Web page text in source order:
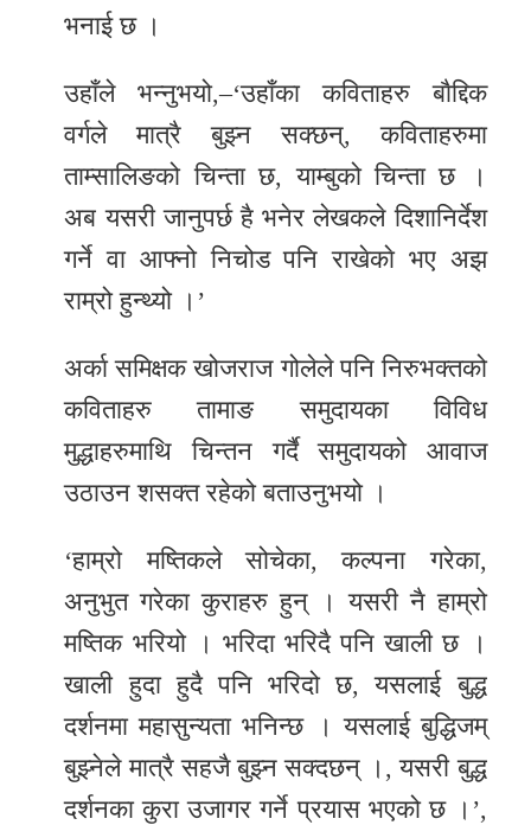
भनाई छ ।
उहाँले भन्नुभयो,–‘उहाँका कविताहरु बाैद्दिक
वर्गले मात्रै बुझ्न सक्छन्, कविताहरुमा
ताम्सालिङको चिन्ता छ, याम्बुको चिन्ता छ ।
अब यसरी जानुपर्छ है भनेर लेखकले दिशानिर्देश
गर्ने वा आफ्नो निचोड पनि राखेकाे भए अझ
राम्रो हुन्थ्यो ।’
अर्का समिक्षक खोजराज गोलेले पनि निरुभक्तको
कविताहरु तामाङ समुदायका विविध
मुद्धाहरुमाथि चिन्तन गर्दै समुदायको आवाज
उठाउन शसक्त रहेको बताउनुभयो ।
‘हाम्रो मष्तिकले सोचेका, कल्पना गरेका,
अनुभुत गरेका कुराहरु हुन् । यसरी नै हाम्रो
मष्तिक भरियो । भरिदा भरिदै पनि खाली छ ।
खाली हुदा हुदै पनि भरिदो छ, यसलाई बुद्ध
दर्शनमा महासुन्यता भनिन्छ । यसलाई बुद्धिजम्
बुझ्नेले मात्रै सहजै बुझ्न सक्दछन् ।, यसरी बुद्ध
दर्शनका कुरा उजागर गर्ने प्रयास भएको छ ।’,